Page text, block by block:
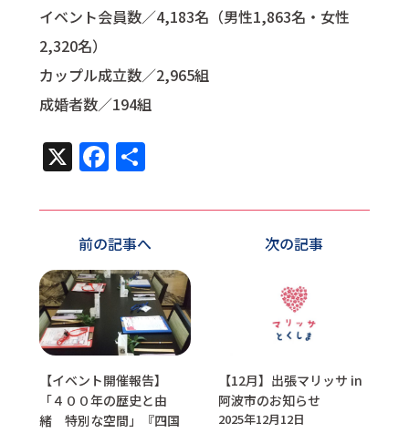
イベント会員数／4,183名（男性1,863名・女性
2,320名）
カップル成立数／2,965組
成婚者数／194組
X Facebook
共
前の記事へ
【イベント開催報告】
「４００年の歴史と由
緒 特別な空間」『四国
次の記事
【12月】出張マリッサ in
阿波市のお知らせ
2025年12月12日